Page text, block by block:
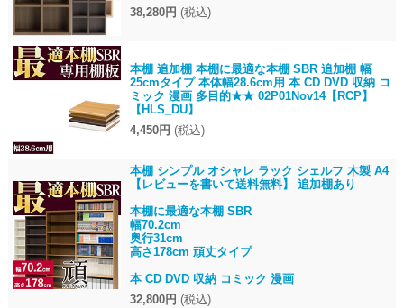
38,280円 (税込)
本棚 追加棚 本棚に最適な本棚 SBR 追加棚 幅
25cmタイプ 本体幅28.6cm用 本 CD DVD 収納 コ
ミック 漫画 多目的★★ 02P01Nov14【RCP】
【HLS_DU】
4,450円 (税込)
本棚 シンプル オシャレ ラック シェルフ 木製 A4
【レビューを書いて送料無料】 追加棚あり
本棚に最適な本棚 SBR
幅70.2cm
奥行31cm
高さ178cm 頑丈タイプ
本 CD DVD 収納 コミック 漫画
32,800円 (税込)